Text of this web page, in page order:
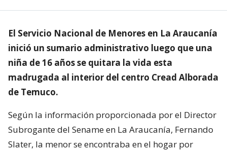
El Servicio Nacional de Menores en La Araucanía
inició un sumario administrativo luego que una
niña de 16 años se quitara la vida esta
madrugada al interior del centro Cread Alborada
de Temuco.
Según la información proporcionada por el Director
Subrogante del Sename en La Araucanía, Fernando
Slater, la menor se encontraba en el hogar por